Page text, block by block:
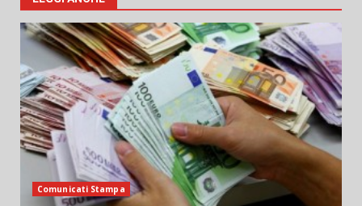
Comunicati Stampa